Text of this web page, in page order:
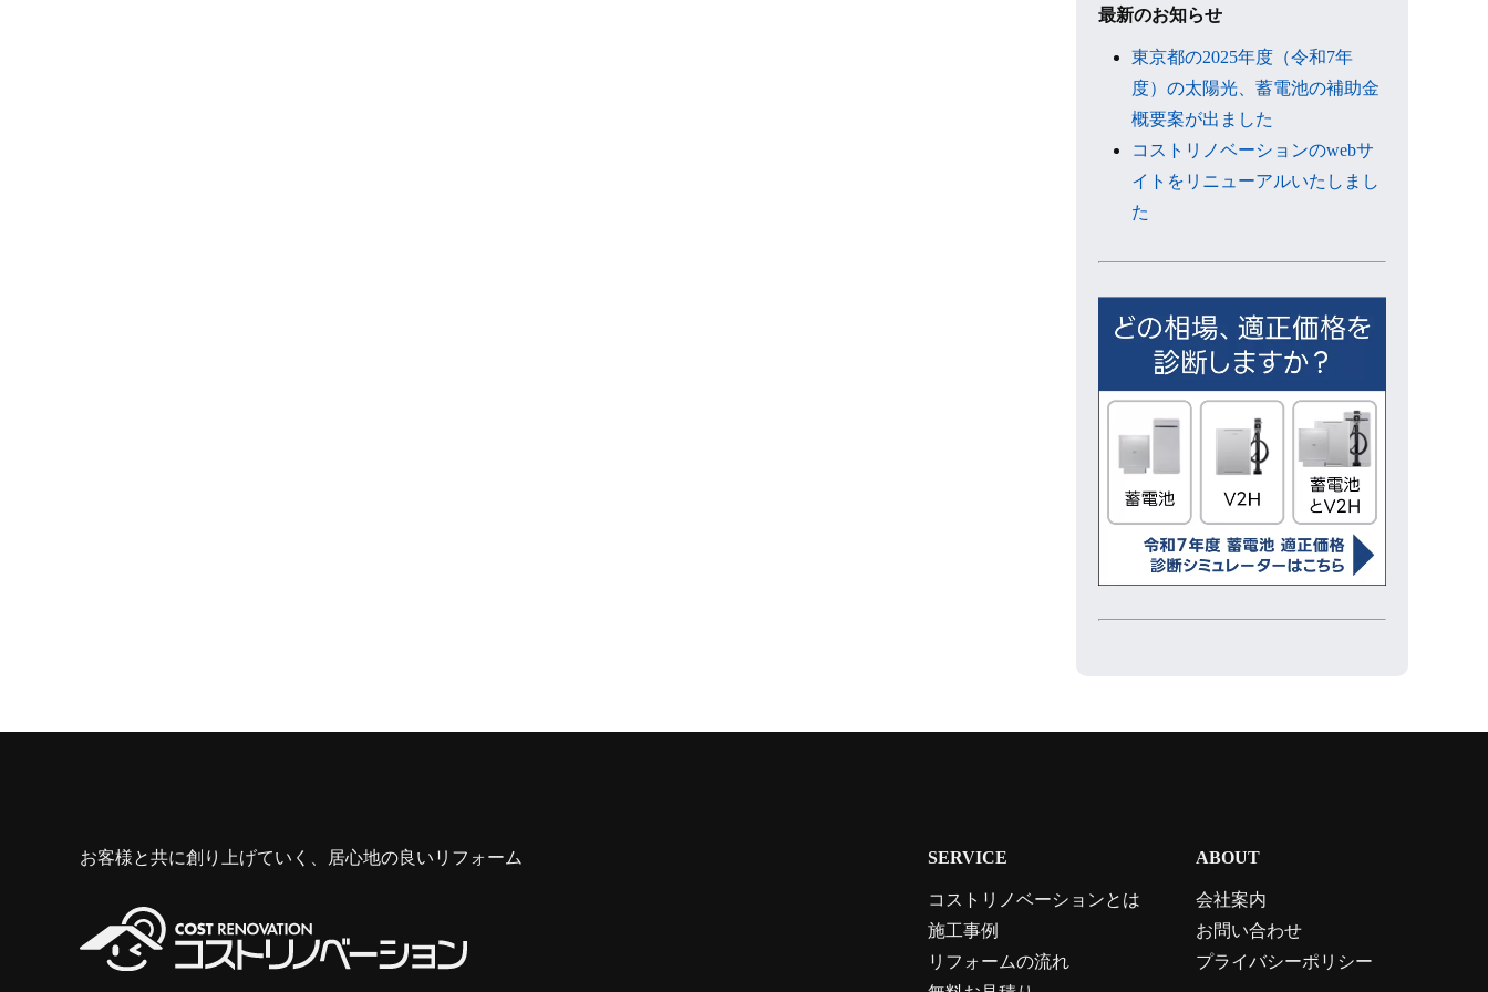
ブ
最新のお知らせ
東京都の2025年度（令和7年
度）の太陽光、蓄電池の補助金
概要案が出ました
コストリノベーションのwebサ
イトをリニューアルいたしまし
た
お客様と共に創り上げていく、居心地の良いリフォーム SERVICE
コストリノベーションとは
施工事例
リフォームの流れ
ABOUT
会社案内
お問い合わせ
プライバシーポリシー